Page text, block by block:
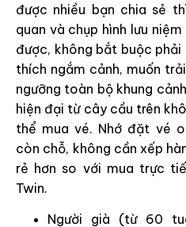
được nhiều bạn chia sẻ
quan và chụp hình lưu
được, không bắt buộc phải
thích ngắm cảnh, muốn
ngưỡng toàn bộ khung
hiện đại từ cây cầu trên
thể mua vé. Nhớ đặt vé
còn chỗ, không cần xếp
rẻ hơn so với mua trực
Twin.
Người già (từ 60